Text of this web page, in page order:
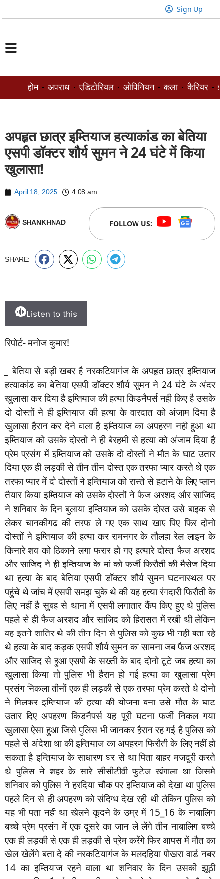
Sign Up
होम अपराध एडिटोरियल ओपिनियन कला कैरियर
अपहृत छात्र इम्तियाज हत्याकांड का बेतिया
एसपी डॉक्टर शौर्य सुमन ने 24 घंटे में किया
खुलासा!
April 18, 2025 4:08 am
SHANKHNAD FOLLOW US:
SHARE:
Listen to this
रिपोर्ट- मनोज कुमार!
बेतिया से बड़ी खबर है नरकटियागंज के अपहृत छात्र इम्तियाज
हत्याकांड का बेतिया एसपी डॉक्टर शौर्य सुमन ने 24 घंटे के अंदर
खुलासा कर दिया है इम्तियाज की हत्या किडनैपर्स नही किए है उसके
दो दोस्तों ने ही इम्तियाज की हत्या के वारदात को अंजाम दिया है
खुलासा हैरान कर देने वाला है इम्तियाज का अपहरण नही हुआ था
इम्तियाज को उसके दोस्तो ने ही बेरहमी से हत्या को अंजाम दिया है
प्रेम प्रसंग में इम्तियाज को उसके दो दोस्तों ने मौत के घाट उतार
दिया एक ही लड़की से तीन तीन दोस्त एक तरफा प्यार करते थे एक
तरफा प्यार में दो दोस्तों ने इम्तियाज को रास्ते से हटाने के लिए प्लान
तैयार किया इम्तियाज को उसके दोस्तों ने फैज अरशद और साजिद
ने शनिवार के दिन बुलाया इम्तियाज को उसके दोस्त उसे बाइक से
लेकर चानकीगढ़ की तरफ ले गए एक साथ खाए पिए फिर दोनो
दोस्तों ने इम्तियाज की हत्या कर रामनगर के तौलहा रेल लाइन के
किनारे शव को ठिकाने लगा फरार हो गए हत्यारे दोस्त फैज अरशद
और साजिद ने ही इम्तियाज के मां को फर्जी फिरौती की मैसेज दिया
था हत्या के बाद बेतिया एसपी डॉक्टर शौर्य सुमन घटनास्थल पर
पहुंचे थे जांच में एसपी समझ चुके थे की यह हत्या रंगदारी फिरौती के
लिए नहीं है सुबह से थाना में एसपी लगातार कैंप किए हुए थे पुलिस
पहले से ही फैज अरशद और साजिद को हिरासत में रखी थी लेकिन
वह इतने शातिर थे की तीन दिन से पुलिस को कुछ भी नही बता रहे
थे हत्या के बाद कड़क एसपी शौर्य सुमन का सामना जब फैज अरशद
और साजिद से हुआ एसपी के सख्ती के बाद दोनो टूटे जब हत्या का
खुलासा किया तो पुलिस भी हैरान हो गई हत्या का खुलासा प्रेम
प्रसंग निकला तीनों एक ही लड़की से एक तरफा प्रेम करते थे दोनो
ने मिलकर इम्तियाज की हत्या की योजना बना उसे मौत के घाट
उतार दिए अपहरण किडनैपर्स यह पूरी घटना फर्जी निकल गया
खुलासा ऐसा हुआ जिसे पुलिस भी जानकर हैरान रह गई है पुलिस को
पहले से अंदेशा था की इम्तियाज का अपहरण फिरौती के लिए नहीं हो
सकता है इम्तियाज के साधारण घर से था पिता बाहर मजदूरी करते
थे पुलिस ने शहर के सारे सीसीटीवी फुटेज खंगाला था जिसमे
शनिवार को पुलिस ने हरदिया चौक पर इम्तियाज को देखा था पुलिस
पहले दिन से ही अपहरण को संदिग्ध देख रही थी लेकिन पुलिस को
यह भी पता नही था खेलने कूदने के उम्र में 15_16 के नाबालिग
बच्चे प्रेम प्रसंग में एक दूसरे का जान ले लेंगे तीन नाबालिग बच्चे
एक ही लड़की से एक ही लड़की से प्रेम करेंगे फिर आपस में मौत का
खेल खेलेंगे बता दे की नरकटियागंज के मलदहिया पोखरा वार्ड नबर
14 का इम्तियाज रहने वाला था शनिवार के दिन उसकी झूठी